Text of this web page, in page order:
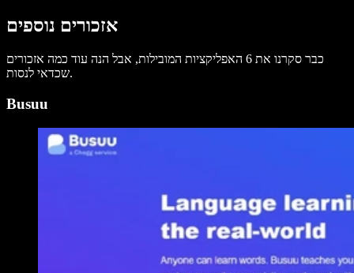
אזכורים נוספים
כבר סקרנו את 6 האפליקציות המובילות, אבל הנה עוד כמה אזכורים
שכדאי לנסות.
Busuu